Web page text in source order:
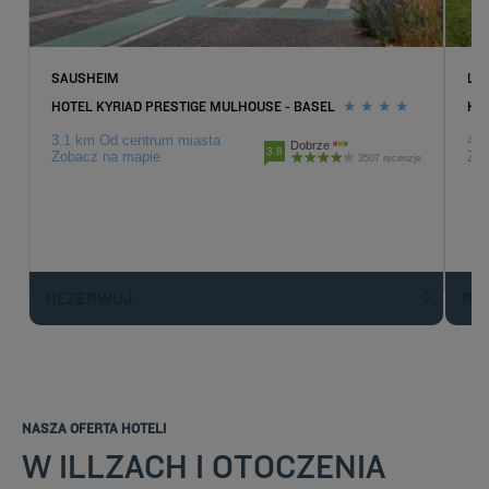
SAUSHEIM
HOTEL KYRIAD PRESTIGE MULHOUSE - BASEL
3.1 km Od centrum miasta
Zobacz na mapie
3.8 Dobrze
3507 recenzje
NASZA OFERTA HOTELI
W ILLZACH I OTOCZENIA